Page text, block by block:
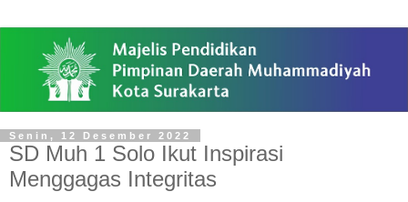
Senin, 12 Desember 2022
SD Muh 1 Solo Ikut Inspirasi
Menggagas Integritas